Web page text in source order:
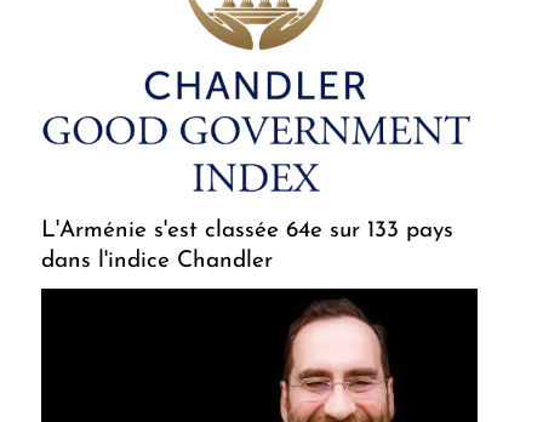
L'Arménie s'est classée 64e sur 133 pays
dans l'indice Chandler